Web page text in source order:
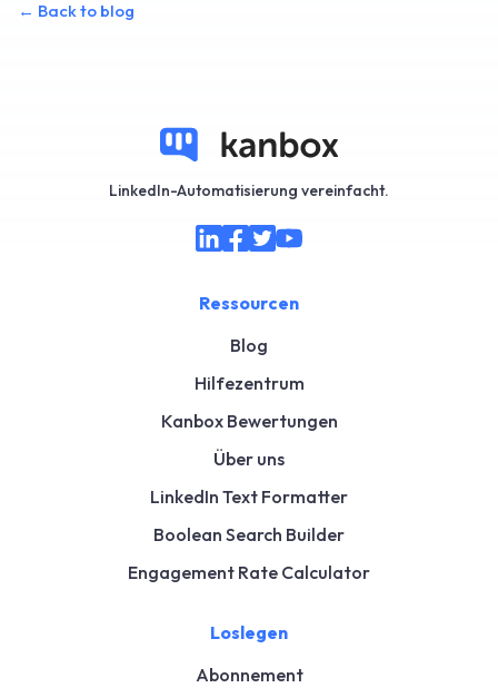
← Back to blog
LinkedIn-Automatisierung vereinfacht.
Ressourcen
Blog
Hilfezentrum
Kanbox Bewertungen
Über uns
LinkedIn Text Formatter
Boolean Search Builder
Engagement Rate Calculator
Loslegen
Abonnement